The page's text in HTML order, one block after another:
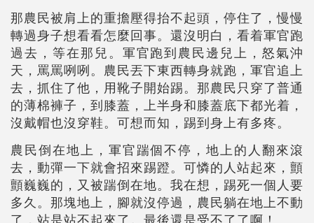
那農民被肩上的重擔壓得抬不起頭，停住了，慢慢
轉過身子想看看怎麼回事。還沒明白，看着軍官跑
過去，等在那兒。軍官跑到農民邊兒上，怒氣沖
天，罵罵咧咧。農民丟下東西轉身就跑，軍官追上
去，抓住了他，用靴子開始踢。那農民只穿了普通
的薄棉褲子，到膝蓋，上半身和膝蓋底下都光着，
沒戴帽也沒穿鞋。可想而知，踢到身上有多疼。
農民倒在地上，軍官踹個不停，地上的人翻來滾
去，動彈一下就會招來踢蹬。可憐的人站起來，顫
顫巍巍的，又被踹倒在地。我在想，踢死一個人要
多久。那塊地上，腳就沒停過，農民躺在地上不動